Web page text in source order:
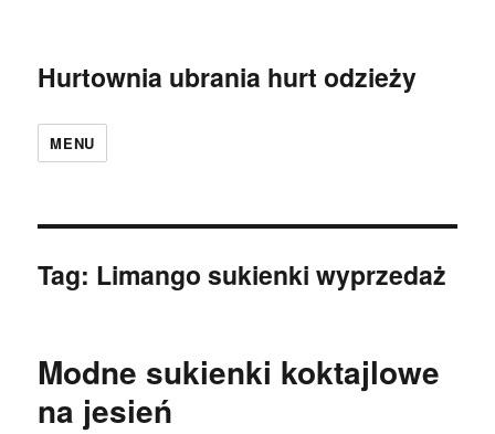
Hurtownia ubrania hurt odzieży
MENU
Tag: Limango sukienki wyprzedaż
Modne sukienki koktajlowe
na jesień